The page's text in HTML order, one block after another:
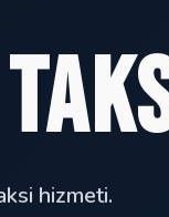
hizmeti.